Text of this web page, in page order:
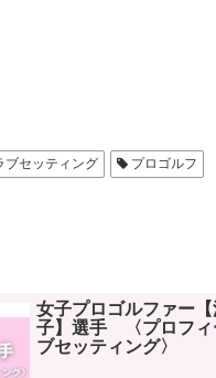
ブセッティング プロゴルフ
女子プロゴルファー【
子】選手 〈プロフィ
ブセッティング〉